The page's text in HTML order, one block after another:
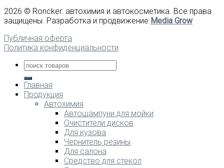
2026 © Roncker: автохимия и автокосметика. Все права
защищены. Разработка и продвижение Media Grow
Публичная оферта
Политика конфиденциальности
Главная
Продукция
Автохимия
Автошампуни для мойки
Очистители дисков
Для кузова
Чернитель резины
Для салона
Средство для стекол